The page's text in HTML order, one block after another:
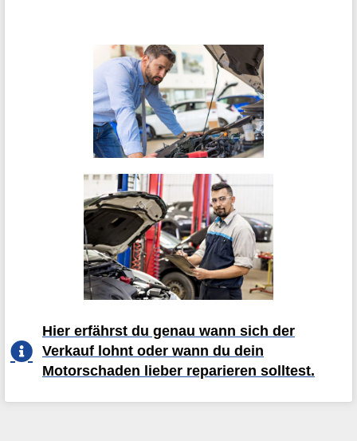
Hier erfährst du genau wann sich der
Verkauf lohnt oder wann du dein
Motorschaden lieber reparieren solltest.